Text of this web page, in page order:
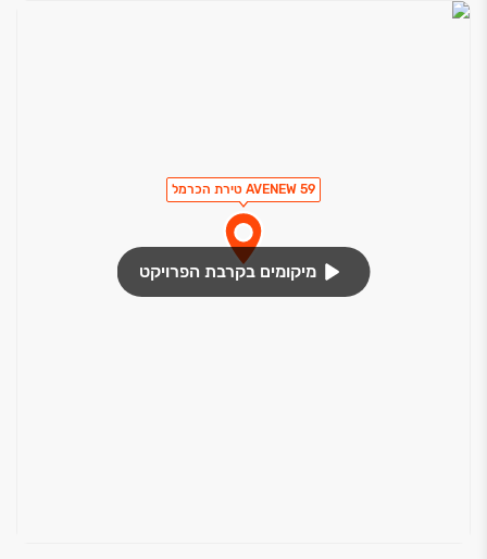
AVENEW 59 טירת הכרמל
מיקומים בקרבת הפרויקט